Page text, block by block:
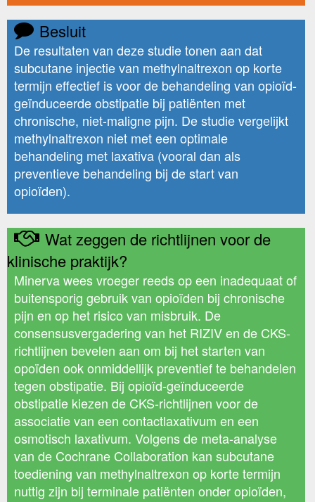
Besluit
De resultaten van deze studie tonen aan dat
subcutane injectie van methylnaltrexon op korte
termijn effectief is voor de behandeling van opioïd-
geïnduceerde obstipatie bij patiënten met
chronische, niet-maligne pijn. De studie vergelijkt
methylnaltrexon niet met een optimale
behandeling met laxativa (vooral dan als
preventieve behandeling bij de start van
opioïden).
Wat zeggen de richtlijnen voor de
klinische praktijk?
Minerva wees vroeger reeds op een inadequaat of
buitensporig gebruik van opioïden bij chronische
pijn en op het risico van misbruik. De
consensusvergadering van het RIZIV en de CKS-
richtlijnen bevelen aan om bij het starten van
opoïden ook onmiddellijk preventief te behandelen
tegen obstipatie. Bij opioïd-geïnduceerde
obstipatie kiezen de CKS-richtlijnen voor de
associatie van een contactlaxativum en een
osmotisch laxativum. Volgens de meta-analyse
van de Cochrane Collaboration kan subcutane
toediening van methylnaltrexon op korte termijn
nuttig zijn bij terminale patiënten onder opioïden,